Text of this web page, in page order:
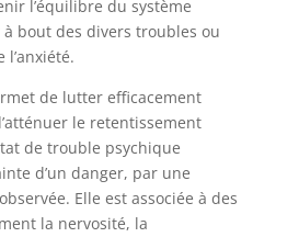
l’équilibre du système
bout des divers troubles ou
de lutter efficacement
le retentissement
de trouble psychique
d’un danger, par une
Elle est associée à des
la nervosité, la